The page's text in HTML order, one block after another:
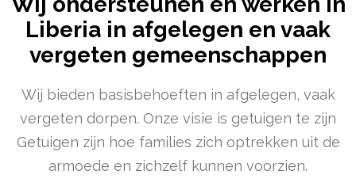
Liberia in afgelegen en vaak
vergeten gemeenschappen
Wij bieden basisbehoeften in afgelegen, vaak
vergeten dorpen. Onze visie is getuigen te zijn
Getuigen zijn hoe families zich optrekken uit de
armoede en zichzelf kunnen voorzien.